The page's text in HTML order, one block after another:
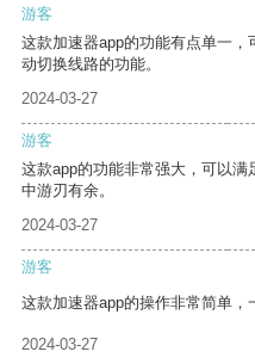
游客
这款加速器app的功能有点单一
动切换线路的功能。
2024-03-27
游客
这款app的功能非常强大，可以
中游刃有余。
2024-03-27
游客
这款加速器app的操作非常简单，
2024-03-27